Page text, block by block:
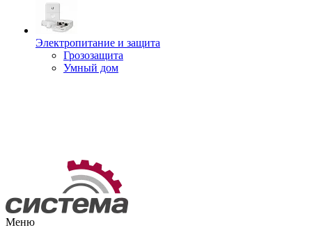
Электропитание и защита
Грозозащита
Умный дом
Меню